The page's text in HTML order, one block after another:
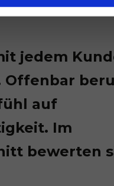
jedem
Offenbar
auf
Im
bewerten